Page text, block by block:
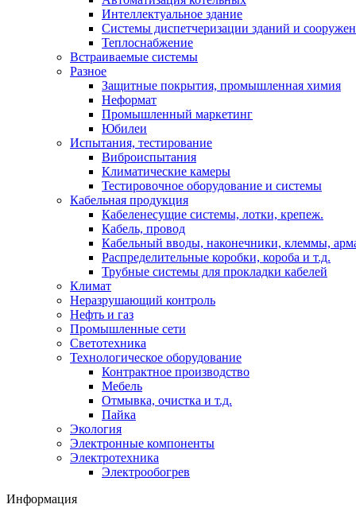
Интеллектуальное здание
Системы диспетчеризации зданий и
Теплоснабжение
Встраиваемые системы
Разное
Защитные покрытия, промышленная химия
Неформат
Промышленный маркетинг
Юбилеи
Испытания, тестирование
Виброиспытания
Климатические камеры
Тестировочное оборудование и системы
Кабельная продукция
Кабеленесущие системы, лотки, крепеж.
Кабель, провод
Кабельный вводы, наконечники, клеммы,
Распределительные коробки, короба и т.д.
Трубные системы для прокладки кабелей
Климат
Неразрушающий контроль
Нефть и газ
Промышленные сети
Светотехника
Технологическое оборудование
Контрактное производство
Мебель
Отмывка, очистка и т.д.
Пайка
Экология
Электронные компоненты
Электротехника
Электрообогрев
Информация